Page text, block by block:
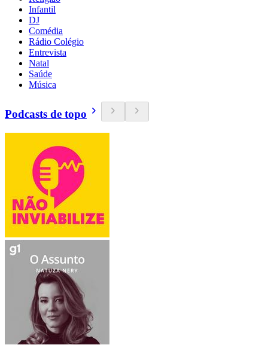
Infantil
DJ
Comédia
Rádio Colégio
Entrevista
Natal
Saúde
Música
Podcasts de topo